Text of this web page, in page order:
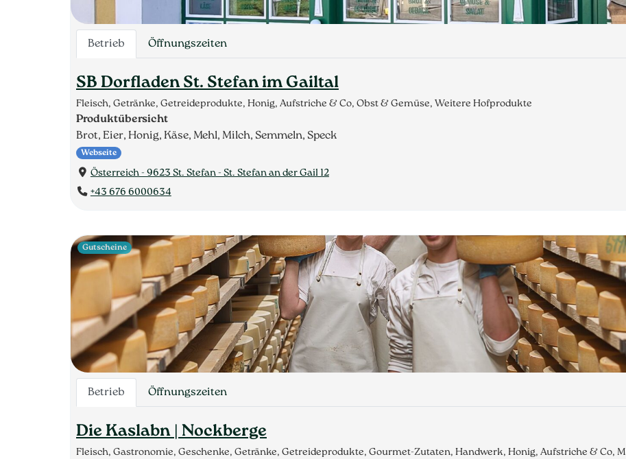
Betrieb Öffnungszeiten
SB Dorfladen St. Stefan im Gailtal
Fleisch, Getränke, Getreideprodukte, Honig, Aufstriche & Co, Obst & Gemüse, Weitere Hofprodukte
Produktübersicht
Brot, Eier, Honig, Käse, Mehl, Milch, Semmeln, Speck
Webseite
Österreich - 9623 St. Stefan - St. Stefan an der Gail 12
+43 676 6000634
Betrieb Öffnungszeiten
Die Kaslabn | Nockberge
Fleisch, Gastronomie, Geschenke, Getränke, Getreideprodukte, Gourmet-Zutaten, Handwerk, Honig, Aufstriche & Co,
Gutscheine